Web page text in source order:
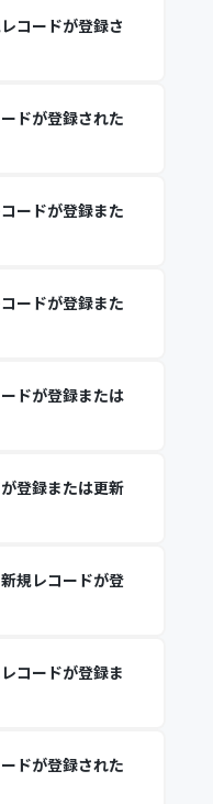
コードが登録さ
ドが登録された
ードが登録また
ードが登録また
ドが登録または
登録または更新
規レコードが登
コードが登録ま
ドが登録された